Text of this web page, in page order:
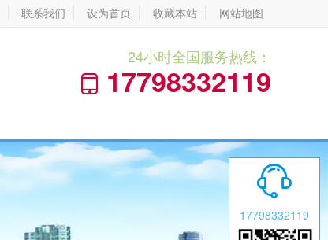
联系我们 设为首页 收藏本站 网站地图
24小时全国服务热线：
 17798332119

17798332119